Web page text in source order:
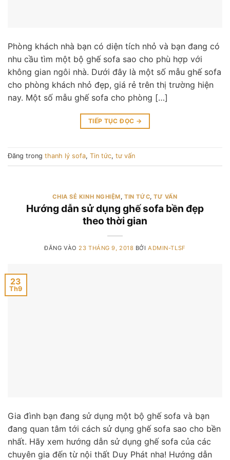
Phòng khách nhà bạn có diện tích nhỏ và bạn đang có
nhu cầu tìm một bộ ghế sofa sao cho phù hợp với
không gian ngôi nhà. Dưới đây là một số mẫu ghế sofa
cho phòng khách nhỏ đẹp, giá rẻ trên thị trường hiện
nay. Một số mẫu ghế sofa cho phòng […]
TIẾP TỤC ĐỌC →
Đăng trong thanh lý sofa, Tin tức, tư vấn
CHIA SẺ KINH NGHIỆM,TIN TỨC,TƯ VẤN
Hướng dẫn sử dụng ghế sofa bền đẹp
theo thời gian
ĐĂNG VÀO23 THÁNG 9, 2018 BỞIADMIN-TLSF
23
Th9
Gia đình bạn đang sử dụng một bộ ghế sofa và bạn
đang quan tâm tới cách sử dụng ghế sofa sao cho bền
nhất. Hãy xem hướng dẫn sử dụng ghế sofa của các
chuyên gia đến từ nội thất Duy Phát nha! Hướng dẫn